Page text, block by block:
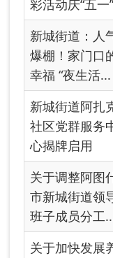
关于调整阿图什
市新城街道领导
班子成员分工...
关于加快发展养
老服务的指导意
见
阿图什市新城街
道办事处信息公
开指南
关于调整阿图什
市新城街道领导
班子成员分工...